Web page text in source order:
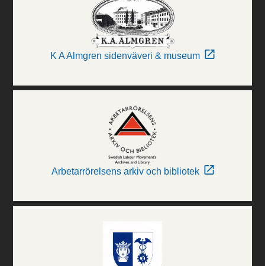
K A Almgren sidenväveri & museum
Arbetarrörelsens arkiv och bibliotek